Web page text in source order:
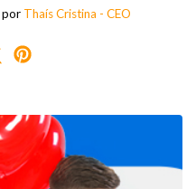
Thaís Cristina - CEO